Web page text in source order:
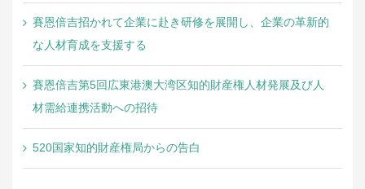
賽恩倍吉招かれて企業に赴き研修を展開し、企業の革新的
な人材育成を支援する
賽恩倍吉第5回広東港澳大湾区知的財産権人材発展及び人
材需給連携活動への招待
520国家知的財産権局からの告白